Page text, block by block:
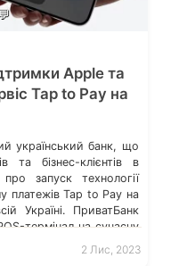
Apple та
Tap to Pay на
український банк, що
та бізнес-клієнтів в
запуск технології
платежів Tap to Pay на
Україні. ПриватБанк
термінал на сучасну
В застосунку
зʼявився ПРРО Що
2 Лис, 2023